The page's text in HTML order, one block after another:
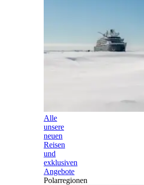
Alle
unsere
neuen
Reisen
und
exklusiven
Angebote
Polarregionen